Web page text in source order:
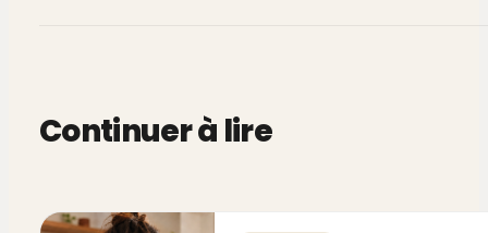
Continuer à lire